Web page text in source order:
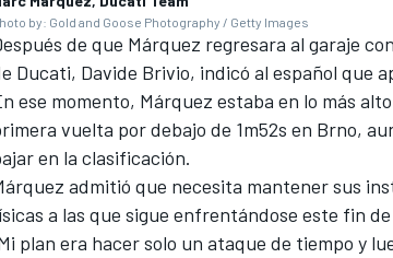
by: Gold and Goose Photography / Getty Images
de que Márquez regresara al garaje
Ducati, Davide Brivio, indicó al español que
ese momento, Márquez estaba en lo más
vuelta por debajo de 1m52s en Brno,
en la clasificación.
admitió que necesita mantener sus
a las que sigue enfrentándose este fin de
plan era hacer solo un ataque de tiempo y